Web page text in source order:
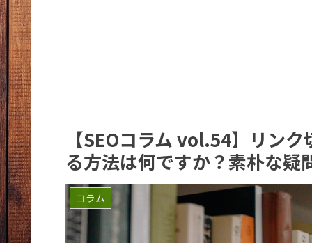
【SEOコラム vol.54】リン
る方法は何ですか？素朴な疑
コラム